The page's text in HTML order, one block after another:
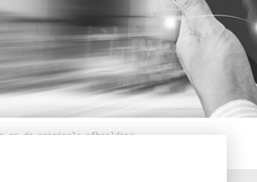
op de originele afbeelding